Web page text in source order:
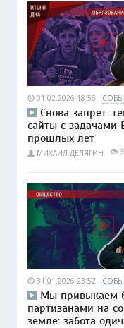
01.02.2026 18:56
Снова запрет:
сайты с задачами
прошлых лет
МИХАИЛ ДЕЛЯГИН
31.01.2026 23:52
Мы привыкаем
партизанами на
земле: забота